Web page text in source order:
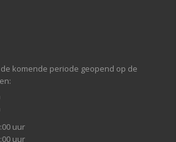
komende periode geopend op de
uur
uur